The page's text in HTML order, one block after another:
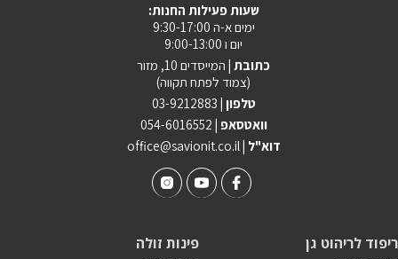
הצהרת נגישות
מדיניות פרטיות
התחבר / הרשם
:שעות פעילות החנות
ימים א-ה 9:30-17:00
יום ו 9:00-13:00
כתובת | המייסדים 10, מזור
(צמוד לפתח תקווה)
טלפון | 03-9212883
וואטסאפ | 054-6016552
office@savionit.co.il | דוא"ל
פינות זולה
ריפוד לריהוט גן